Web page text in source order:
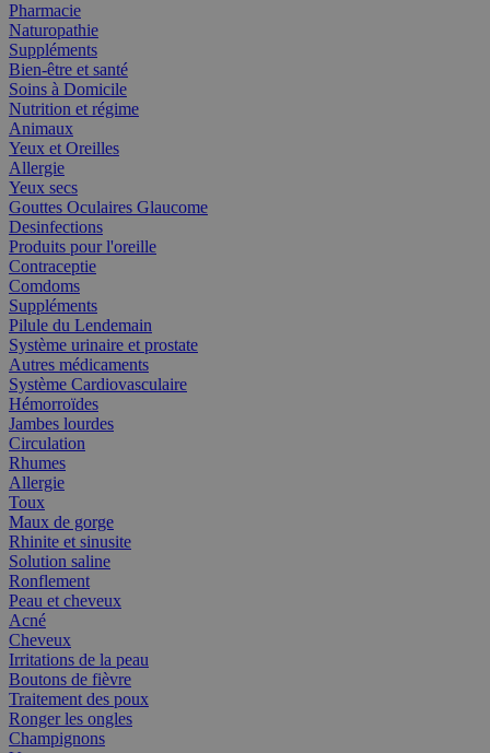
Pharmacie
Naturopathie
Suppléments
Bien-être et santé
Soins à Domicile
Nutrition et régime
Animaux
Yeux et Oreilles
Allergie
Yeux secs
Gouttes Oculaires Glaucome
Desinfections
Produits pour l'oreille
Contraceptie
Comdoms
Suppléments
Pilule du Lendemain
Système urinaire et prostate
Autres médicaments
Système Cardiovasculaire
Hémorroïdes
Jambes lourdes
Circulation
Rhumes
Allergie
Toux
Maux de gorge
Rhinite et sinusite
Solution saline
Ronflement
Peau et cheveux
Acné
Cheveux
Irritations de la peau
Boutons de fièvre
Traitement des poux
Ronger les ongles
Champignons